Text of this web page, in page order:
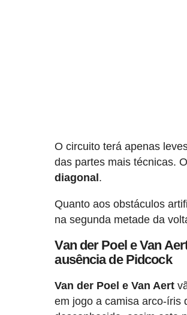
O circuito terá apenas
das partes mais técnicas.
diagonal.
Quanto aos obstáculos
na segunda metade da
Van der Poel e Van
ausência de Pidcock
Van der Poel e Van Aert
em jogo a camisa arco-íris